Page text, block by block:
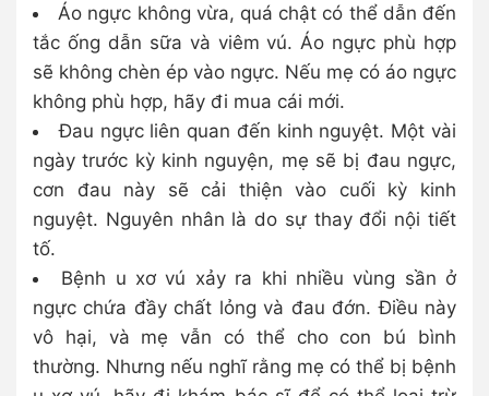
Áo ngực không vừa, quá chật có thể dẫn đến
tắc ống dẫn sữa và viêm vú. Áo ngực phù hợp
sẽ không chèn ép vào ngực. Nếu mẹ có áo ngực
không phù hợp, hãy đi mua cái mới.
Đau ngực liên quan đến kinh nguyệt. Một vài
ngày trước kỳ kinh nguyện, mẹ sẽ bị đau ngực,
cơn đau này sẽ cải thiện vào cuối kỳ kinh
nguyệt. Nguyên nhân là do sự thay đổi nội tiết
tố.
Bệnh u xơ vú xảy ra khi nhiều vùng sần ở
ngực chứa đầy chất lỏng và đau đớn. Điều này
vô hại, và mẹ vẫn có thể cho con bú bình
thường. Nhưng nếu nghĩ rằng mẹ có thể bị bệnh